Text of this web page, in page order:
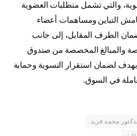
والتي تشمل متطلبات العضوية
التباين ومساهمات أعضاء
الطرف المقابل، إلى جانب
والمبالغ المخصصة من صندوق
يهدف لضمان استقرار التسوية وحماية
في السوق.
محمد فريد